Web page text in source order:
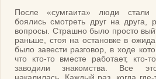
После «сумгаита» люди стали
боялись смотреть друг на друга,
вопросы. Страшно было просто
раньше, стоя на остановке в
было завести разговор, в ходе
что кто-то вместе работает, кто-
заводили знакомства. Все
накалилась. Каждый раз, когда